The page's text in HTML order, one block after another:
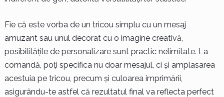
Fie că este vorba de un tricou simplu cu un mesaj
amuzant sau unul decorat cu o imagine creativă,
posibilitățile de personalizare sunt practic nelimitate. La
comandă, poți specifica nu doar mesajul, ci și amplasarea
acestuia pe tricou, precum și culoarea imprimării,
asigurându-te astfel că rezultatul final va reflecta perfect